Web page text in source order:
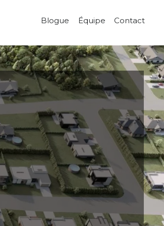
Blogue Équipe Contact